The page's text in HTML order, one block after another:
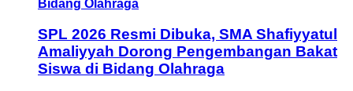
SPL 2026 Resmi Dibuka, SMA Shafiyyatul
Amaliyyah Dorong Pengembangan Bakat
Siswa di Bidang Olahraga